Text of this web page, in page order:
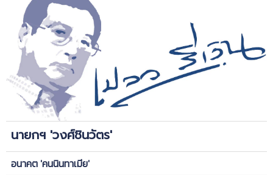
นายกฯ 'วงศ์ชินวัตร'
อนาคต 'คนนินทาเมีย'